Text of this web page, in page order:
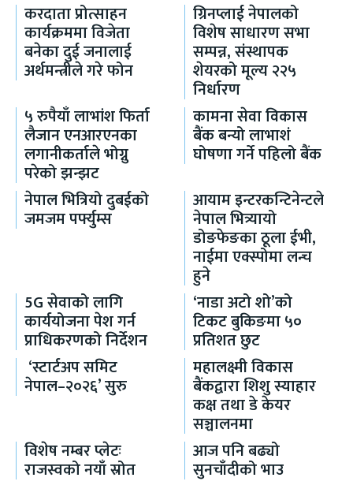
करदाता प्रोत्साहन
कार्यक्रममा विजेता
बनेका दुई जनालाई
अर्थमन्त्रीले गरे फोन
ग्रिनप्लाई नेपालको
विशेष साधारण सभा
सम्पन्न, संस्थापक
शेयरको मूल्य २२५
निर्धारण
५ रुपैयाँ लाभांश फिर्ता
लैजान एनआरएनका
लगानीकर्ताले भोग्नु
परेको झन्झट
कामना सेवा विकास
बैंक बन्यो लाभाशं
घोषणा गर्ने पहिलो बैंक
नेपाल भित्रियो दुबईको
जमजम पर्फ्युम्स
आयाम इन्टरकन्टिनेन्टले
नेपाल भित्र्यायो
डोङफेङका ठूला ईभी,
नाईमा एक्स्पोमा लन्च
हुने
5G सेवाको लागि
कार्ययोजना पेश गर्न
प्राधिकरणको निर्देशन
‘नाडा अटो शो’को
टिकट बुकिङमा ५०
प्रतिशत छुट
‘स्टार्टअप समिट
नेपाल–२०२६’ सुरु
महालक्ष्मी विकास
बैंकद्वारा शिशु स्याहार
कक्ष तथा डे केयर
सञ्चालनमा
विशेष नम्बर प्लेटः
राजस्वको नयाँ स्रोत
आज पनि बढ्यो
सुनचाँदीको भाउ